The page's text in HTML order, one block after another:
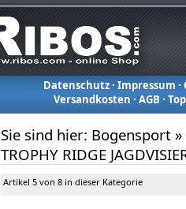
Datenschutz· Impressum ·
Versandkosten ·AGB ·
Sie sind hier: Bogensport »
TROPHY RIDGE
Artikel 5 von 8 in dieser Kategorie